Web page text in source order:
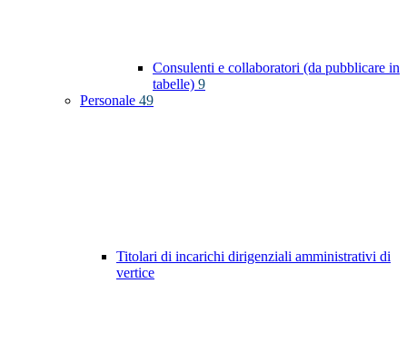
Consulenti e collaboratori (da pubblicare in
tabelle) 9
Personale 49
Titolari di incarichi dirigenziali amministrativi di
vertice